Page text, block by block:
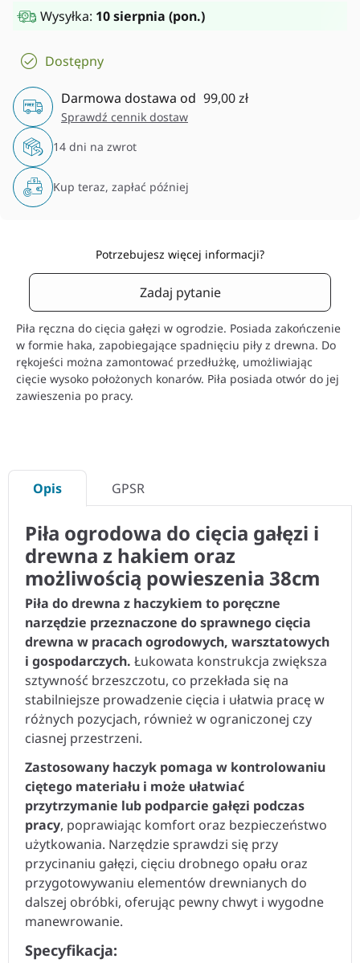
Wysyłka: 10 sierpnia (pon.)
Dostępny
Darmowa dostawa od 99,00 zł
Sprawdź cennik dostaw
14 dni na zwrot
Kup teraz, zapłać później
Potrzebujesz więcej informacji?
Zadaj pytanie
Piła ręczna do cięcia gałęzi w ogrodzie. Posiada zakończenie
w formie haka, zapobiegające spadnięciu piły z drewna. Do
rękojeści można zamontować przedłużkę, umożliwiając
cięcie wysoko położonych konarów. Piła posiada otwór do jej
zawieszenia po pracy.
Opis GPSR
Piła ogrodowa do cięcia gałęzi i
drewna z hakiem oraz
możliwością powieszenia 38cm
Piła do drewna z haczykiem to poręczne
narzędzie przeznaczone do sprawnego cięcia
drewna w pracach ogrodowych, warsztatowych
i gospodarczych. Łukowata konstrukcja zwiększa
sztywność brzeszczotu, co przekłada się na
stabilniejsze prowadzenie cięcia i ułatwia pracę w
różnych pozycjach, również w ograniczonej czy
ciasnej przestrzeni.
Zastosowany haczyk pomaga w kontrolowaniu
ciętego materiału i może ułatwiać
przytrzymanie lub podparcie gałęzi podczas
pracy, poprawiając komfort oraz bezpieczeństwo
użytkowania. Narzędzie sprawdzi się przy
przycinaniu gałęzi, cięciu drobnego opału oraz
przygotowywaniu elementów drewnianych do
dalszej obróbki, oferując pewny chwyt i wygodne
manewrowanie.
Specyfikacja: